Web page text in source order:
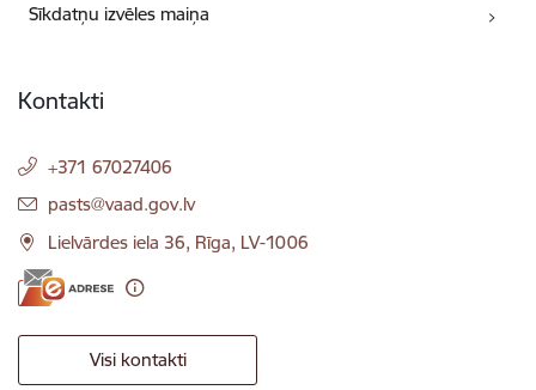
Sīkdatņu izvēles maiņa
Kontakti
+371 67027406
E-pasts:
pasts@vaad.gov.lv
Lielvārdes iela 36, Rīga, LV-1006
Visi kontakti